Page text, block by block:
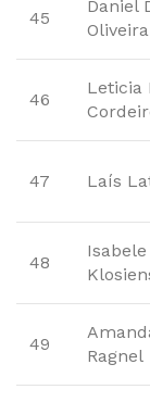
45
Daniel
46
Leticia
47 Laís
48
49
Ragnel